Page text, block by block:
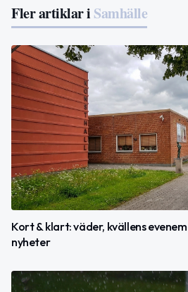
Fler artiklar i Samhälle
Kort & klart: väder, kvällens
nyheter